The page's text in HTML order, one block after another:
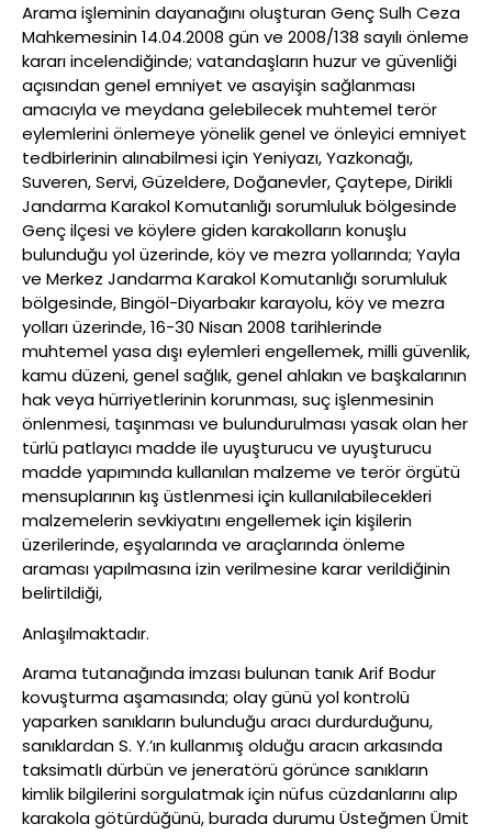
Arama işleminin dayanağını oluşturan Genç Sulh Ceza
Mahkemesinin 14.04.2008 gün ve 2008/138 sayılı önleme
kararı incelendiğinde; vatandaşların huzur ve güvenliği
açısından genel emniyet ve asayişin sağlanması
amacıyla ve meydana gelebilecek muhtemel terör
eylemlerini önlemeye yönelik genel ve önleyici emniyet
tedbirlerinin alınabilmesi için Yeniyazı, Yazkonağı,
Suveren, Servi, Güzeldere, Doğanevler, Çaytepe, Dirikli
Jandarma Karakol Komutanlığı sorumluluk bölgesinde
Genç ilçesi ve köylere giden karakolların konuşlu
bulunduğu yol üzerinde, köy ve mezra yollarında; Yayla
ve Merkez Jandarma Karakol Komutanlığı sorumluluk
bölgesinde, Bingöl-Diyarbakır karayolu, köy ve mezra
yolları üzerinde, 16-30 Nisan 2008 tarihlerinde
muhtemel yasa dışı eylemleri engellemek, milli güvenlik,
kamu düzeni, genel sağlık, genel ahlakın ve başkalarının
hak veya hürriyetlerinin korunması, suç işlenmesinin
önlenmesi, taşınması ve bulundurulması yasak olan her
türlü patlayıcı madde ile uyuşturucu ve uyuşturucu
madde yapımında kullanılan malzeme ve terör örgütü
mensuplarının kış üstlenmesi için kullanılabilecekleri
malzemelerin sevkiyatını engellemek için kişilerin
üzerilerinde, eşyalarında ve araçlarında önleme
araması yapılmasına izin verilmesine karar verildiğinin
belirtildiği,
Anlaşılmaktadır.
Arama tutanağında imzası bulunan tanık Arif Bodur
kovuşturma aşamasında; olay günü yol kontrolü
yaparken sanıkların bulunduğu aracı durdurduğunu,
sanıklardan S. Y.’ın kullanmış olduğu aracın arkasında
taksimatlı dürbün ve jeneratörü görünce sanıkların
kimlik bilgilerini sorgulatmak için nüfus cüzdanlarını alıp
karakola götürdüğünü, burada durumu Üsteğmen Ümit